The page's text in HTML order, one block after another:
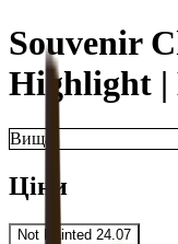
Souvenir
Highlight |
Вища
Ціни
Not Painted 24.07